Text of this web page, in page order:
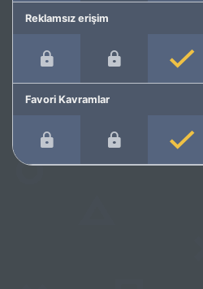
Reklamsız erişim
Favori Kavramlar